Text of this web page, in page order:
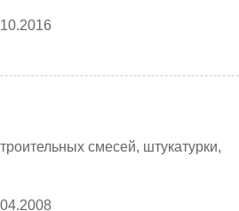
смесей, штукатурки,